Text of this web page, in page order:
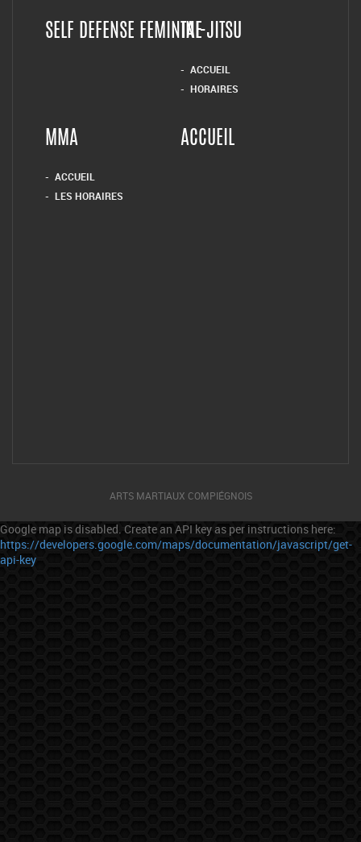
SELF DEFENSE FEMININETAI-JITSU
ACCUEIL
HORAIRES
MMA
ACCUEIL
LES HORAIRES
ACCUEIL
ARTS MARTIAUX COMPIÉGNOIS
Google map is disabled. Create an API key as per instructions here:
https://developers.google.com/maps/documentation/javascript/get-
api-key